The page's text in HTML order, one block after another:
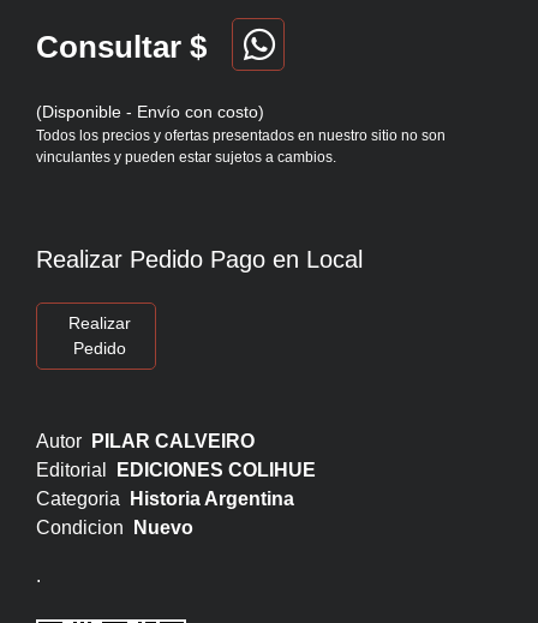
Consultar $
(Disponible - Envío con costo)
Todos los precios y ofertas presentados en nuestro sitio no son
vinculantes y pueden estar sujetos a cambios.
Realizar Pedido Pago en Local
Realizar
Pedido
Autor
PILAR CALVEIRO
Editorial
EDICIONES COLIHUE
Categoria
Historia Argentina
Condicion
Nuevo
.